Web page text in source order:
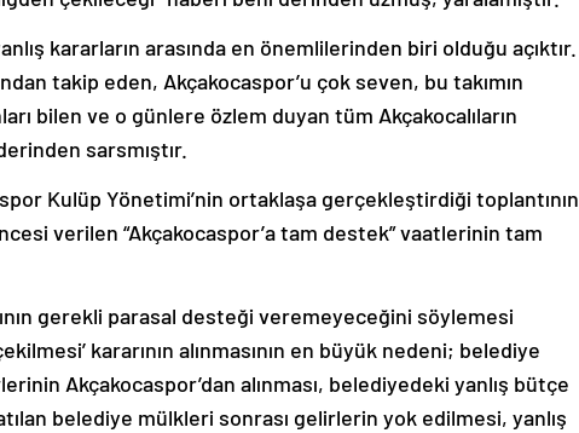
kararların arasında en önemlilerinden biri olduğu açıktır.
takip eden, Akçakocaspor’u çok seven, bu takımın
bilen ve o günlere özlem duyan tüm Akçakocalıların
sarsmıştır.
Kulüp Yönetimi’nin ortaklaşa gerçekleştirdiği toplantının
verilen “Akçakocaspor’a tam destek” vaatlerinin tam
gerekli parasal desteği veremeyeceğini söylemesi
kararının alınmasının en büyük nedeni; belediye
Akçakocaspor’dan alınması, belediyedeki yanlış bütçe
belediye mülkleri sonrası gelirlerin yok edilmesi, yanlış